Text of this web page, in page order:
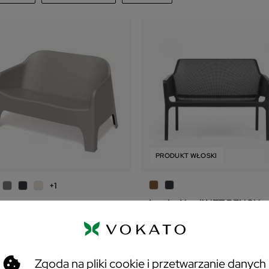
Zgoda na pliki cookie i przetwarzanie danych
od A do Z
od Z do A
od najniższej do najwyższej
od najwyższej do najniższej
+1
PRODUKT WŁOSKI
Ławka Nardi NET BENCH
659 zł